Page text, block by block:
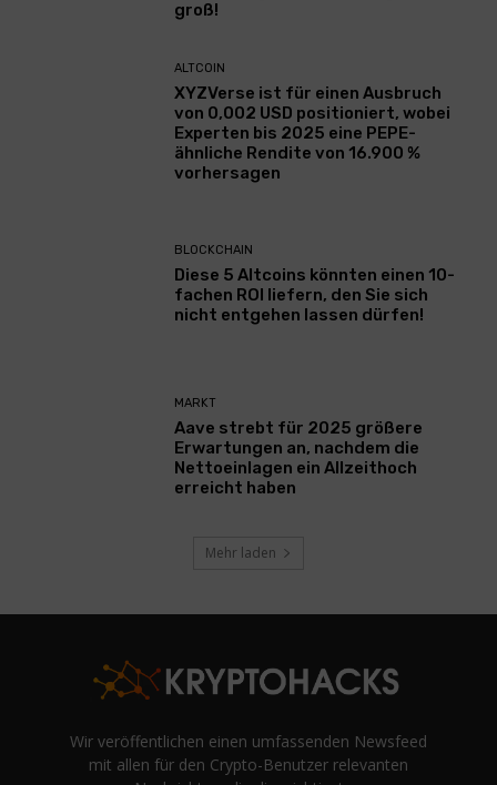
groß!
ALTCOIN
XYZVerse ist für einen Ausbruch
von 0,002 USD positioniert, wobei
Experten bis 2025 eine PEPE-
ähnliche Rendite von 16.900 %
vorhersagen
BLOCKCHAIN
Diese 5 Altcoins könnten einen 10-
fachen ROI liefern, den Sie sich
nicht entgehen lassen dürfen!
MARKT
Aave strebt für 2025 größere
Erwartungen an, nachdem die
Nettoeinlagen ein Allzeithoch
erreicht haben
Mehr laden
Wir veröffentlichen einen umfassenden Newsfeed
mit allen für den Crypto-Benutzer relevanten